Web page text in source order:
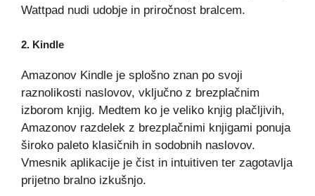
Wattpad nudi udobje in priročnost bralcem.
2. Kindle
Amazonov Kindle je splošno znan po svoji
raznolikosti naslovov, vključno z brezplačnim
izborom knjig. Medtem ko je veliko knjig plačljivih,
Amazonov razdelek z brezplačnimi knjigami ponuja
široko paleto klasičnih in sodobnih naslovov.
Vmesnik aplikacije je čist in intuitiven ter zagotavlja
prijetno bralno izkušnjo.